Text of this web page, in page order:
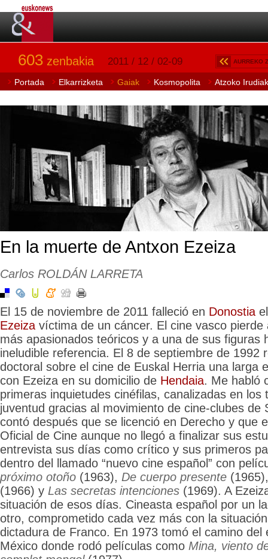
603 zenbakia 2011 / 12 / 02-09 AURREKO
Portada Elkarrizketa Gaiak Kosmopolita Atzoko Irudiak
En la muerte de Antxon Ezeiza
Carlos ROLDÁN LARRETA
El 15 de noviembre de 2011 falleció en Donostia
Ezeiza víctima de un cáncer. El cine vasco
más apasionados teóricos y a una de sus figuras
ineludible referencia. El 8 de septiembre de 1992
doctoral sobre el cine de Euskal Herria una larga
con Ezeiza en su domicilio de Hendaia. Me habló
primeras inquietudes cinéfilas, canalizadas en los
juventud gracias al movimiento de cine-clubes de
contó después que se licenció en Derecho y que
Oficial de Cine aunque no llegó a finalizar sus
entrevista sus días como crítico y sus primeros
dentro del llamado “nuevo cine español” con
próximo otoño (1963), De cuerpo presente
(1966) y Las secretas intenciones (1969). A
situación de esos días. Cineasta español por un
otro, comprometido cada vez más con la
dictadura de Franco. En 1973 tomó el camino del
México donde rodó películas como Mina, viento